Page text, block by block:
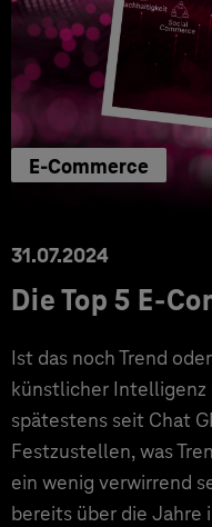
E-Commerce
31.07.2024
Die Top 5 E-
Ist das noch Trend
künstlicher
spätestens seit Chat
Festzustellen, was
ein wenig verwirrend
bereits über die Jahre